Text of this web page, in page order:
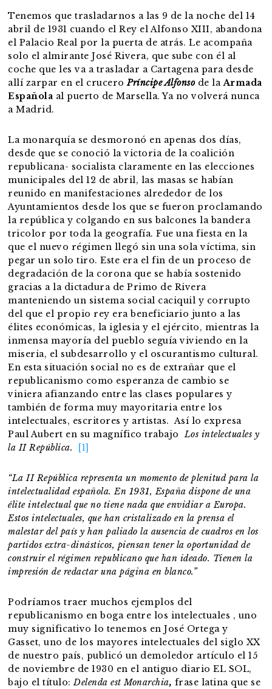
Tenemos que trasladarnos a las 9 de la noche del 14
abril de 1931 cuando el Rey el Alfonso XIII, abandona
el Palacio Real por la puerta de atrás. Le acompaña
solo el almirante José Rivera, que sube con él al
coche que les va a trasladar a Cartagena para desde
allí zarpar en el cruceroPríncipe Alfonsode laArmada
Española al puerto de Marsella. Ya no volverá nunca
a Madrid.
La monarquía se desmoronó en apenas dos días,
desde que se conoció la victoria de la coalición
republicana- socialista claramente en las elecciones
municipales del 12 de abril, las masas se habían
reunido en manifestaciones alrededor de los
Ayuntamientos desde los que se fueron proclamando
la república y colgando en sus balcones la bandera
tricolor por toda la geografía. Fue una fiesta en la
que el nuevo régimen llegó sin una sola víctima, sin
pegar un solo tiro. Este era el fin de un proceso de
degradación de la corona que se había sostenido
gracias a la dictadura de Primo de Rivera
manteniendo un sistema social caciquil y corrupto
del que el propio rey era beneficiario junto a las
élites económicas, la iglesia y el ejército, mientras la
inmensa mayoría del pueblo seguía viviendo en la
miseria, el subdesarrollo y el oscurantismo cultural.
En esta situación social no es de extrañar que el
republicanismo como esperanza de cambio se
viniera afianzando entre las clases populares y
también de forma muy mayoritaria entre los
intelectuales, escritores y artistas. Así lo expresa
Paul Aubert en su magnífico trabajoLos intelectuales y
la II República.
[1]
“La II República representa un momento de plenitud para la
intelectualidad española. En 1931, España dispone de una
élite intelectual que no tiene nada que envidiar a Europa.
Estos intelectuales, que han cristalizado en la prensa el
malestar del país y han paliado la ausencia de cuadros en los
partidos extra-dinásticos, piensan tener la oportunidad de
construir el régimen republicano que han ideado. Tienen la
impresión de redactar una página en blanco.”
Podríamos traer muchos ejemplos del
republicanismo en boga entre los intelectuales , uno
muy significativo lo tenemos en José Ortega y
Gasset, uno de los mayores intelectuales del siglo XX
de nuestro país, publicó un demoledor artículo el 15
de noviembre de 1930 en el antiguo diario EL SOL,
bajo el título:Delenda est Monarchia, frase latina que se